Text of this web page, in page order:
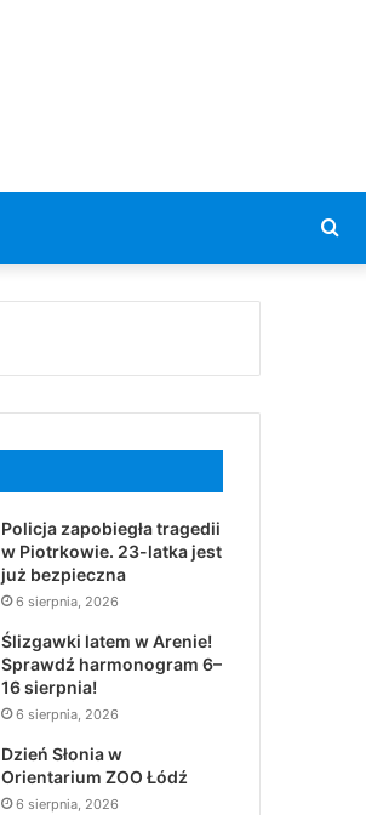
Policja zapobiegła tragedii
w Piotrkowie. 23-latka jest
już bezpieczna
6 sierpnia, 2026
Ślizgawki latem w Arenie!
Sprawdź harmonogram 6–
16 sierpnia!
6 sierpnia, 2026
Dzień Słonia w
Orientarium ZOO Łódź
6 sierpnia, 2026